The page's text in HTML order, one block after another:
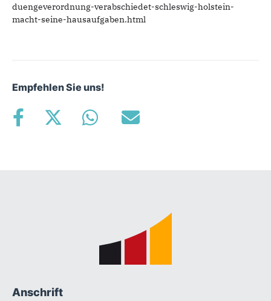
duengeverordnung-verabschiedet-schleswig-holstein-
macht-seine-hausaufgaben.html
Empfehlen Sie uns!
Anschrift